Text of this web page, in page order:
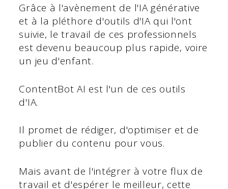
Grâce à l'avènement de l'IA générative
et à la pléthore d'outils d'IA qui l'ont
suivie, le travail de ces professionnels
est devenu beaucoup plus rapide, voire
un jeu d'enfant.
ContentBot AI est l'un de ces outils
d'IA.
Il promet de rédiger, d'optimiser et de
publier du contenu pour vous.
Mais avant de l'intégrer à votre flux de
travail et d'espérer le meilleur, cette